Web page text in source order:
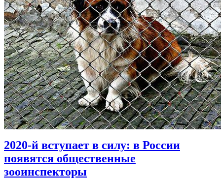
2020-й вступает в силу: в России
появятся общественные
зооинспекторы